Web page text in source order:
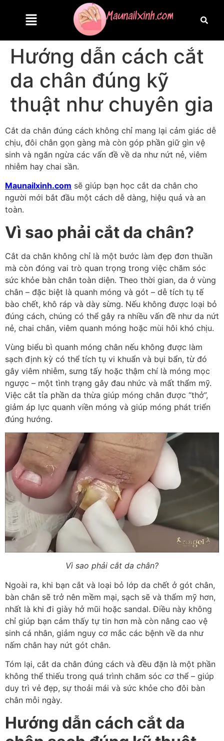
Hướng dẫn cách cắt
da chân đúng kỹ
thuật như chuyên gia
Cắt da chân đúng cách không chỉ mang lại cảm giác dễ
chịu, đôi chân gọn gàng mà còn góp phần giữ gìn vệ
sinh và ngăn ngừa các vấn đề về da như nứt nẻ, viêm
nhiễm hay chai sần.
Maunailxinh.com sẽ giúp bạn học cắt da chân cho
người mới bắt đầu một cách dễ dàng, hiệu quả và an
toàn.
Vì sao phải cắt da chân?
Cắt da chân không chỉ là một bước làm đẹp đơn thuần
mà còn đóng vai trò quan trọng trong việc chăm sóc
sức khỏe bàn chân toàn diện. Theo thời gian, da ở vùng
chân – đặc biệt là quanh móng và gót – dễ tích tụ tế
bào chết, khô ráp và dày sừng. Nếu không được loại bỏ
đúng cách, chúng có thể gây ra nhiều vấn đề như da nứt
nẻ, chai chân, viêm quanh móng hoặc mùi hôi khó chịu.
Vùng biểu bì quanh móng chân nếu không được làm
sạch định kỳ có thể tích tụ vi khuẩn và bụi bẩn, từ đó
gây viêm nhiễm, sưng tấy hoặc thậm chí là móng mọc
ngược – một tình trạng gây đau nhức và mất thẩm mỹ.
Việc cắt tỉa phần da thừa giúp móng chân được “thở”,
giảm áp lực quanh viền móng và giúp móng phát triển
đúng hướng.
Vì sao phải cắt da chân?
Ngoài ra, khi bạn cắt và loại bỏ lớp da chết ở gót chân,
bàn chân sẽ trở nên mềm mại, sạch sẽ và thẩm mỹ hơn,
nhất là khi đi giày hở mũi hoặc sandal. Điều này không
chỉ giúp bạn cảm thấy tự tin hơn mà còn nâng cao vệ
sinh cá nhân, giảm nguy cơ mắc các bệnh về da như
nấm chân hay nứt gót chân.
Tóm lại, cắt da chân đúng cách và đều đặn là một phần
không thể thiếu trong quá trình chăm sóc cơ thể – giúp
duy trì vẻ đẹp, sự thoải mái và sức khỏe cho đôi bàn
chân mỗi ngày.
Hướng dẫn cách cắt da